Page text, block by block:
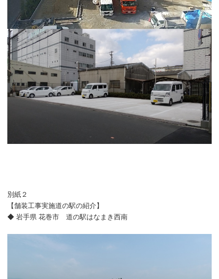
別紙２
【舗装工事実施道の駅の紹介】
◆ 岩手県 花巻市 道の駅はなまき西南